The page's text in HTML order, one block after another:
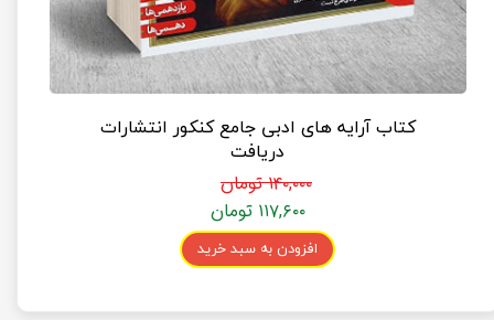
کتاب آرایه های ادبی جامع کنکور انتشارات
دریافت
۱۴۰,۰۰۰ تومان
۱۱۷,۶۰۰ تومان
افزودن به سبد خرید